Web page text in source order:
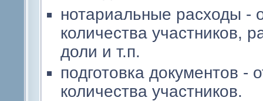
нотариальные расходы -
количества участников,
доли и т.п.
подготовка документов -
количества участников.